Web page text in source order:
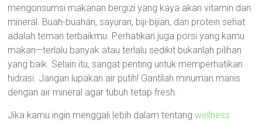
mengonsumsi makanan bergizi yang kaya akan vitamin dan
mineral. Buah-buahan, sayuran, biji-bijian, dan protein sehat
adalah teman terbaikmu. Perhatikan juga porsi yang kamu
makan—terlalu banyak atau terlalu sedikit bukanlah pilihan
yang baik. Selain itu, sangat penting untuk memperhatikan
hidrasi. Jangan lupakan air putih! Gantilah minuman manis
dengan air mineral agar tubuh tetap fresh.
Jika kamu ingin menggali lebih dalam tentangwellness